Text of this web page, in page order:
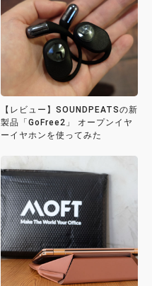
【レビュー】SOUNDPEATSの新
製品「GoFree2」 オープンイヤ
ーイヤホンを使ってみた